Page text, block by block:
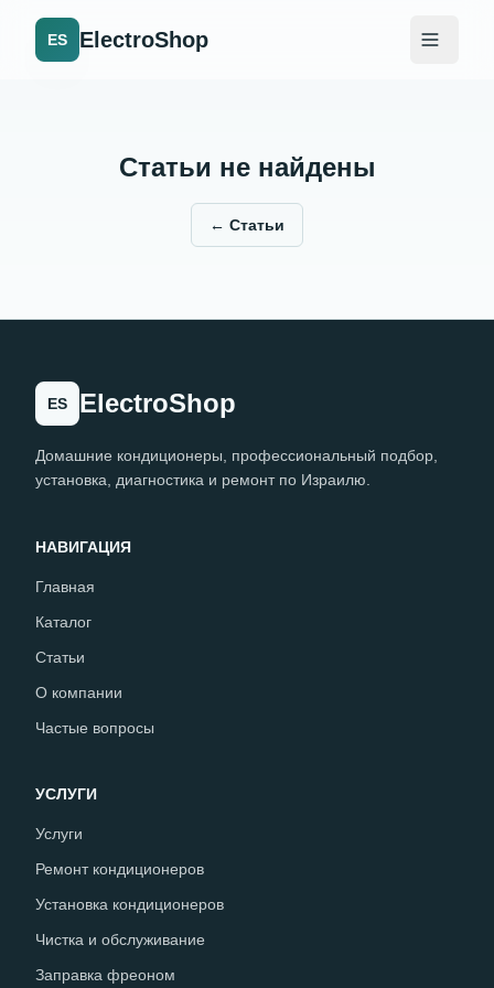
ES ElectroShop
Статьи не найдены
← Статьи
ES ElectroShop
Домашние кондиционеры, профессиональный подбор,
установка, диагностика и ремонт по Израилю.
НАВИГАЦИЯ
Главная
Каталог
Статьи
О компании
Частые вопросы
УСЛУГИ
Услуги
Ремонт кондиционеров
Установка кондиционеров
Чистка и обслуживание
Заправка фреоном